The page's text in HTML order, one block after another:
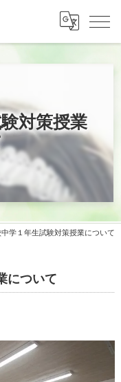
対策授業
学１年生試験対策授業について
について